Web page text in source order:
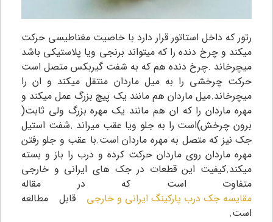
رتور که داخل استاتور قرار دارد با خاصیت مغناطیسی حرکت
میکند و چرخ دنده را که میتواند برنجی ویا پلاستیکی باشد
میچرخاند .چرخ دنده هم که به شفت گیربکس متصل است
حرکت چرخشی را به میل ماردان منتقل میکند و ان را
میچرخاند.میل ماردان هم مانند یک پیچ بزرگ عمل میکند و
مهره ماردان را که ان هم مانند یک مهره بزرگ ولی ثابت(
برون چرخش)است را به جلو ویا عقب میراند .شفت استیل
جک نیز که متصل به مهره ماردان است.با عقب و جلو رفتن
مهره ماردان روی ماردان حرکت کرده و درب را باز و بسته
میکند.کیفیت این قطعات در جک های ایرانی و خارجی
متفاوت است که در مقاله
مقایسه جک درب پارکینگ ایرانی و خارجی قابل مطالعه
است.